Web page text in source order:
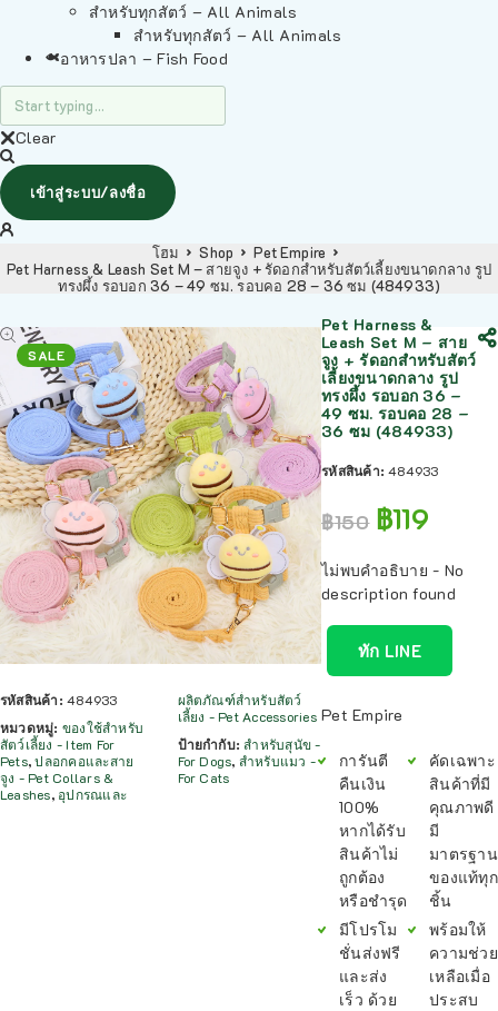
สำหรับทุกสัตว์ – All Animals
สำหรับทุกสัตว์ – All Animals
อาหารปลา – Fish Food
Clear
เข้าสู่ระบบ/ลงชื่อ
โฮม Shop
Pet Empire
Pet Harness & Leash Set M – สายจูง + รัดอกสำหรับสัตว์เลี้ยงขนาดกลาง รูป
ทรงผึ้ง รอบอก 36 – 49 ซม. รอบคอ 28 – 36 ซม (484933)
SALE
รหัสสินค้า:484933
หมวดหมู่: ของใช้สำหรับ
สัตว์เลี้ยง - Item For
Pets,ปลอกคอและสาย
จูง - Pet Collars &
Leashes, อุปกรณและ
ผลิตภัณฑ์สำหรับสัตว์
เลี้ยง - Pet Accessories
ป้ายกำกับ:สำหรับสุนัข -
For Dogs, สำหรับแมว -
For Cats
Pet Harness &
Leash Set M – สาย
จูง + รัดอกสำหรับสัตว์
เลี้ยงขนาดกลาง รูป
ทรงผึ้ง รอบอก 36 –
49 ซม. รอบคอ 28 –
36 ซม (484933)
รหัสสินค้า:484933
฿150 ฿119
ไม่พบคำอธิบาย - No
description found
ทัก LINE
Pet Empire
การันตี
คืนเงิน
100%
หากได้รับ
สินค้าไม่
ถูกต้อง
หรือชำรุด
มีโปรโม
ชั่นส่งฟรี
และส่ง
เร็ว ด้วย
คัดเฉพาะ
สินค้าที่มี
คุณภาพดี
มี
มาตรฐาน
ของแท้ทุก
ชิ้น
พร้อมให้
ความช่วย
เหลือเมื่อ
ประสบ